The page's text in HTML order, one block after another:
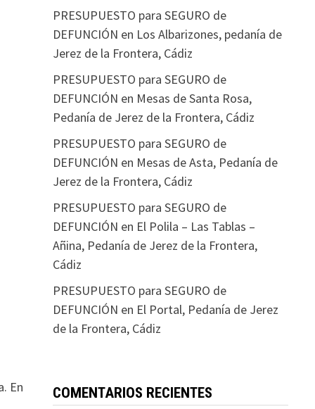
En
PRESUPUESTO para SEGURO de
DEFUNCIÓN en Los Albarizones, pedanía de
Jerez de la Frontera, Cádiz
PRESUPUESTO para SEGURO de
DEFUNCIÓN en Mesas de Santa Rosa,
Pedanía de Jerez de la Frontera, Cádiz
PRESUPUESTO para SEGURO de
DEFUNCIÓN en Mesas de Asta, Pedanía de
Jerez de la Frontera, Cádiz
PRESUPUESTO para SEGURO de
DEFUNCIÓN en El Polila – Las Tablas –
Añina, Pedanía de Jerez de la Frontera,
Cádiz
PRESUPUESTO para SEGURO de
DEFUNCIÓN en El Portal, Pedanía de Jerez
de la Frontera, Cádiz
COMENTARIOS RECIENTES